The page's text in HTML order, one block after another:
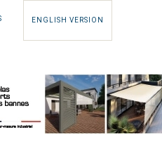
ENGLISH VERSION